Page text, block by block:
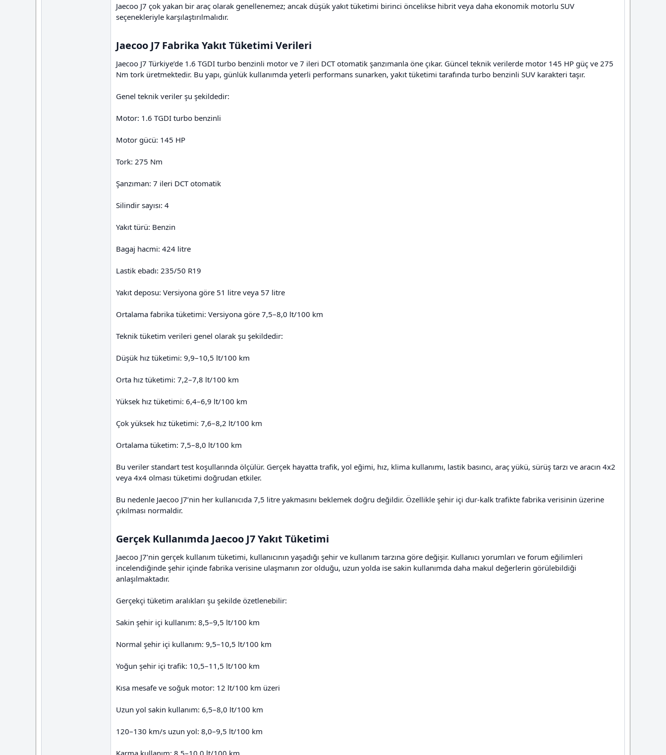
Jaecoo J7 çok yakan bir araç olarak genellenemez; ancak düşük yakıt tüketimi birinci öncelikse hibrit veya daha ekonomik motorlu SUV
seçenekleriyle karşılaştırılmalıdır.
Jaecoo J7 Fabrika Yakıt Tüketimi Verileri​
Jaecoo J7 Türkiye’de 1.6 TGDI turbo benzinli motor ve 7 ileri DCT otomatik şanzımanla öne çıkar. Güncel teknik verilerde motor 145 HP güç ve 275
Nm tork üretmektedir. Bu yapı, günlük kullanımda yeterli performans sunarken, yakıt tüketimi tarafında turbo benzinli SUV karakteri taşır.
Genel teknik veriler şu şekildedir:
Motor: 1.6 TGDI turbo benzinli
Motor gücü: 145 HP
Tork: 275 Nm
Şanzıman: 7 ileri DCT otomatik
Silindir sayısı: 4
Yakıt türü: Benzin
Bagaj hacmi: 424 litre
Lastik ebadı: 235/50 R19
Yakıt deposu: Versiyona göre 51 litre veya 57 litre
Ortalama fabrika tüketimi: Versiyona göre 7,5–8,0 lt/100 km
Teknik tüketim verileri genel olarak şu şekildedir:
Düşük hız tüketimi: 9,9–10,5 lt/100 km
Orta hız tüketimi: 7,2–7,8 lt/100 km
Yüksek hız tüketimi: 6,4–6,9 lt/100 km
Çok yüksek hız tüketimi: 7,6–8,2 lt/100 km
Ortalama tüketim: 7,5–8,0 lt/100 km
Bu veriler standart test koşullarında ölçülür. Gerçek hayatta trafik, yol eğimi, hız, klima kullanımı, lastik basıncı, araç yükü, sürüş tarzı ve aracın 4x2
veya 4x4 olması tüketimi doğrudan etkiler.
Bu nedenle Jaecoo J7’nin her kullanıcıda 7,5 litre yakmasını beklemek doğru değildir. Özellikle şehir içi dur-kalk trafikte fabrika verisinin üzerine
çıkılması normaldir.
Gerçek Kullanımda Jaecoo J7 Yakıt Tüketimi​
Jaecoo J7’nin gerçek kullanım tüketimi, kullanıcının yaşadığı şehir ve kullanım tarzına göre değişir. Kullanıcı yorumları ve forum eğilimleri
incelendiğinde şehir içinde fabrika verisine ulaşmanın zor olduğu, uzun yolda ise sakin kullanımda daha makul değerlerin görülebildiği
anlaşılmaktadır.
Gerçekçi tüketim aralıkları şu şekilde özetlenebilir:
Sakin şehir içi kullanım: 8,5–9,5 lt/100 km
Normal şehir içi kullanım: 9,5–10,5 lt/100 km
Yoğun şehir içi trafik: 10,5–11,5 lt/100 km
Kısa mesafe ve soğuk motor: 12 lt/100 km üzeri
Uzun yol sakin kullanım: 6,5–8,0 lt/100 km
120–130 km/s uzun yol: 8,0–9,5 lt/100 km
Karma kullanım: 8,5–10,0 lt/100 km